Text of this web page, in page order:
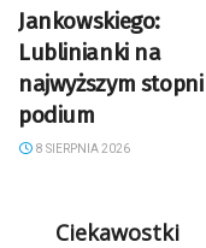
Jankowskiego:
Lublinianki na
najwyższym
podium
8 SIERPNIA 2026
Ciekawostki